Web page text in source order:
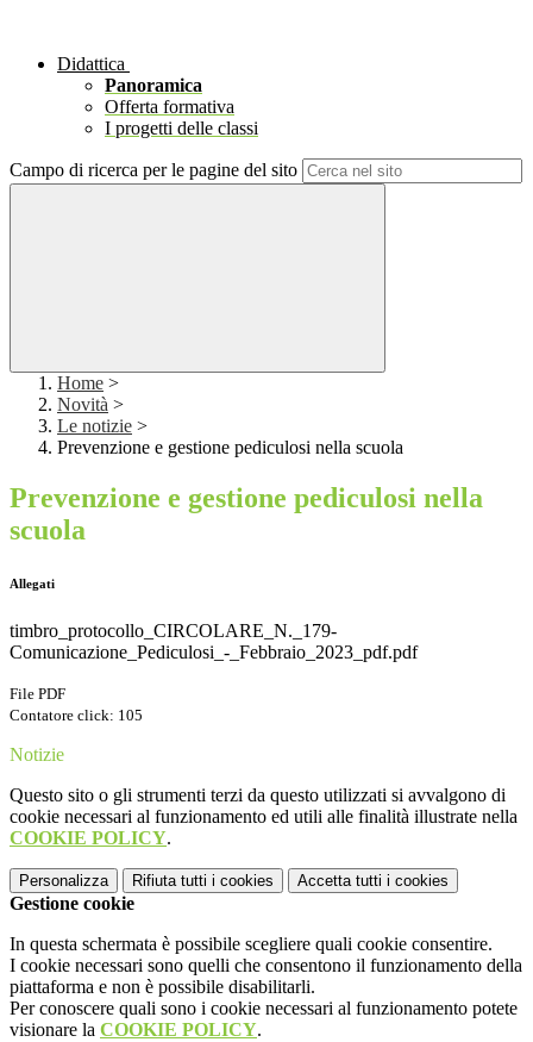
Didattica
Panoramica
Offerta formativa
I progetti delle classi
Campo di ricerca per le pagine del sito
Home >
Novità >
Le notizie >
Prevenzione e gestione pediculosi nella scuola
Prevenzione e gestione pediculosi nella
scuola
Allegati
timbro_protocollo_CIRCOLARE_N._179-
Comunicazione_Pediculosi_-_Febbraio_2023_pdf.pdf
File PDF
Contatore click: 105
Notizie
Questo sito o gli strumenti terzi da questo utilizzati si avvalgono di
cookie necessari al funzionamento ed utili alle finalità illustrate nella
COOKIE POLICY.
Personalizza Rifiuta tutti i cookies Accetta tutti i cookies
Gestione cookie
In questa schermata è possibile scegliere quali cookie consentire.
I cookie necessari sono quelli che consentono il funzionamento della
piattaforma e non è possibile disabilitarli.
Per conoscere quali sono i cookie necessari al funzionamento potete
visionare la COOKIE POLICY.